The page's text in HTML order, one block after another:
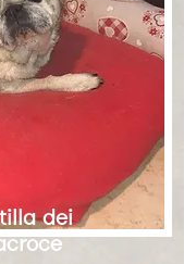
dei